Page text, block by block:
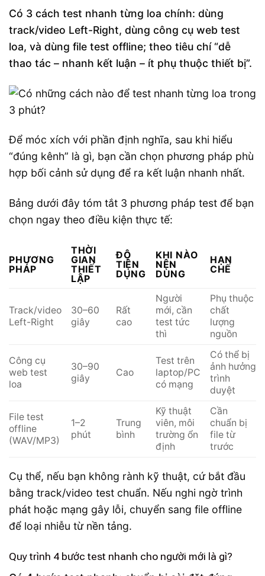
Có 3 cách test nhanh từng loa chính: dùng
track/video Left-Right, dùng công cụ web test
loa, và dùng file test offline; theo tiêu chí “dễ
thao tác – nhanh kết luận – ít phụ thuộc thiết bị”.
Để móc xích với phần định nghĩa, sau khi hiểu
“đúng kênh” là gì, bạn cần chọn phương pháp phù
hợp bối cảnh sử dụng để ra kết luận nhanh nhất.
Bảng dưới đây tóm tắt 3 phương pháp test để bạn
chọn ngay theo điều kiện thực tế:
PHƯƠNG
PHÁP
THỜI
GIAN
THIẾT
LẬP
ĐỘ
TIỆN
DỤNG
KHI NÀO
NÊN
DÙNG
HẠN
CHẾ
Track/video
Left-Right
30–60
giây
Rất
cao
Người
mới, cần
test tức
thì
Phụ thuộc
chất
lượng
nguồn
Công cụ
web test
loa
30–90
giây
Cao
Test trên
laptop/PC
có mạng
Có thể bị
ảnh hưởng
trình
duyệt
File test
offline
(WAV/MP3)
1–2
phút
Trung
bình
Kỹ thuật
viên, môi
trường ổn
định
Cần
chuẩn bị
file từ
trước
Cụ thể, nếu bạn không rành kỹ thuật, cứ bắt đầu
bằng track/video test chuẩn. Nếu nghi ngờ trình
phát hoặc mạng gây lỗi, chuyển sang file offline
để loại nhiễu từ nền tảng.
Quy trình 4 bước test nhanh cho người mới là gì?